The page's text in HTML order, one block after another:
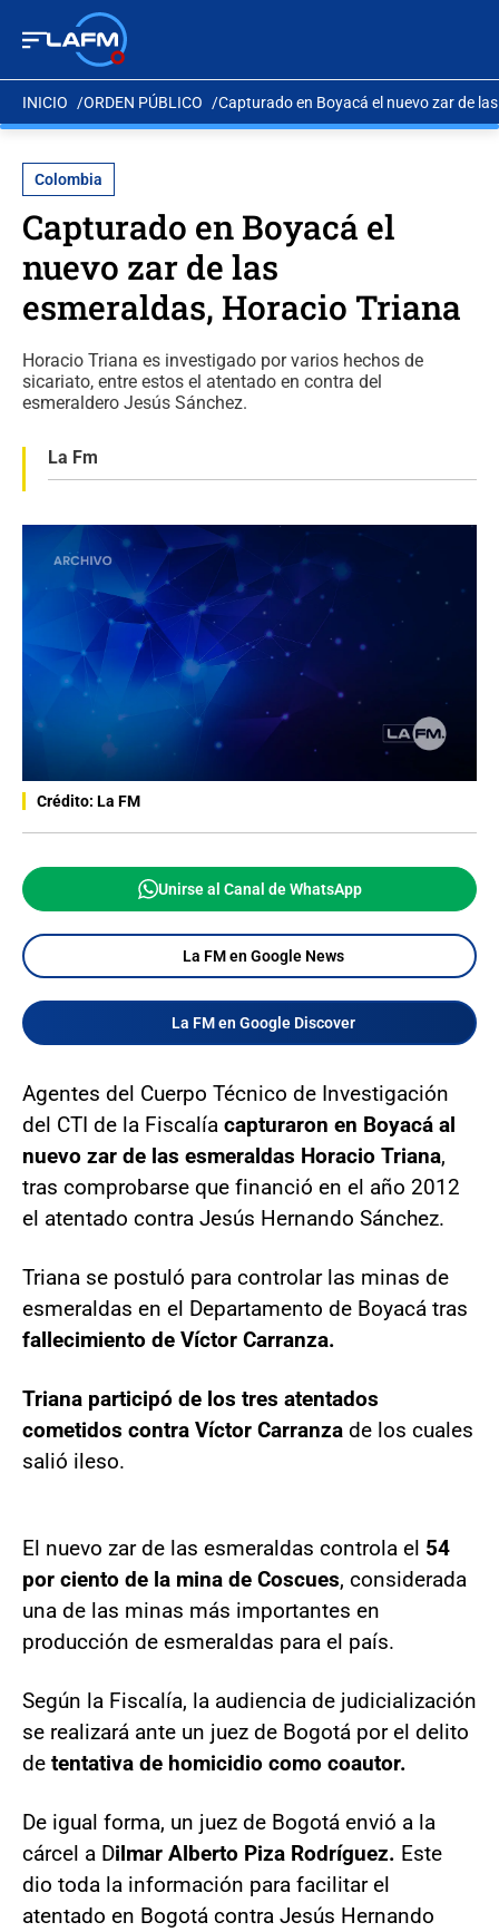
INICIO ORDEN PÚBLICO Capturado en Boyacá el nuevo zar de
Colombia
Capturado en Boyacá el
nuevo zar de las
esmeraldas, Horacio Triana
Horacio Triana es investigado por varios hechos de
sicariato, entre estos el atentado en contra del
esmeraldero Jesús Sánchez.
La Fm
Crédito: La FM
Unirse al Canal de WhatsApp
La FM en Google News
La FM en Google Discover
Agentes del Cuerpo Técnico de Investigación
del CTI de la Fiscalía capturaron en Boyacá al
nuevo zar de las esmeraldas Horacio Triana,
tras comprobarse que financió en el año 2012
el atentado contra Jesús Hernando Sánchez.
Triana se postuló para controlar las minas de
esmeraldas en el Departamento de Boyacá tras
fallecimiento de Víctor Carranza.
Triana participó de los tres atentados
cometidos contra Víctor Carranza de los cuales
salió ileso.
El nuevo zar de las esmeraldas controla el 54
por ciento de la mina de Coscues, considerada
una de las minas más importantes en
producción de esmeraldas para el país.
Según la Fiscalía, la audiencia de judicialización
se realizará ante un juez de Bogotá por el delito
de tentativa de homicidio como coautor.
De igual forma, un juez de Bogotá envió a la
cárcel a Dilmar Alberto Piza Rodríguez. Este
dio toda la información para facilitar el
atentado en Bogotá contra Jesús Hernando